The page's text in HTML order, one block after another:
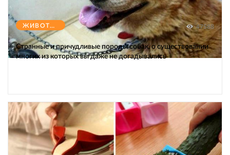
ЖИВОТНЫЕ 47588
Странные и причудливые породы собак, о существовании
многих из которых вы даже не догадывались